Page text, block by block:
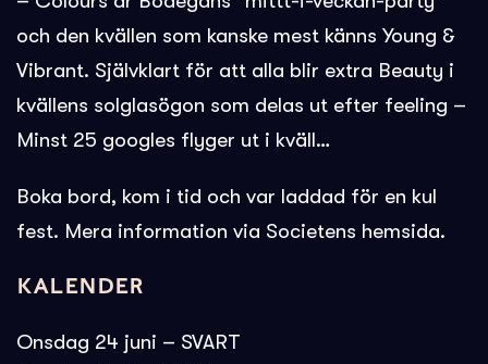
och den kvällen som kanske mest känns Young &
Vibrant. Självklart för att alla blir extra Beauty i
kvällens solglasögon som delas ut efter feeling –
Minst 25 googles flyger ut i kväll…
Boka bord, kom i tid och var laddad för en kul
fest. Mera information via Societens hemsida.
Kalender
Onsdag 24 juni – SVART